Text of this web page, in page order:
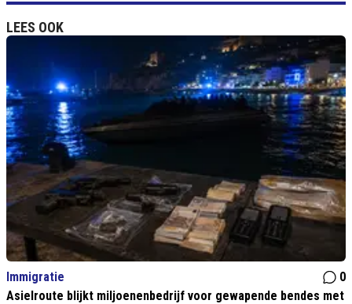
LEES OOK
Immigratie
0
Asielroute blijkt miljoenenbedrijf voor gewapende bendes met